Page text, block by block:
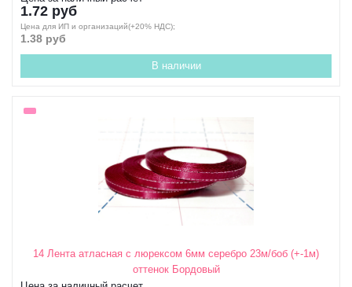
1.72 руб
Цена для ИП и организаций(+20% НДС);
1.38 руб
В наличии
14 Лента атласная с люрексом 6мм серебро 23м/боб (+-1м)
оттенок Бордовый